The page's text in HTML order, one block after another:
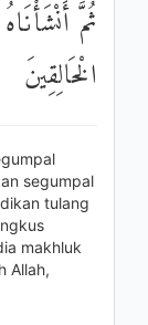
ثُمَّ
الْخَالِقِينَ
segumpal
tulang
makhluk
Allah,